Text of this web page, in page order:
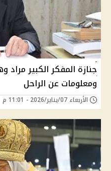
جنازة المفكر الكبير مراد
ومعلومات عن الراحل
الأربعاء 07/يناير/2026 - 11:01 م